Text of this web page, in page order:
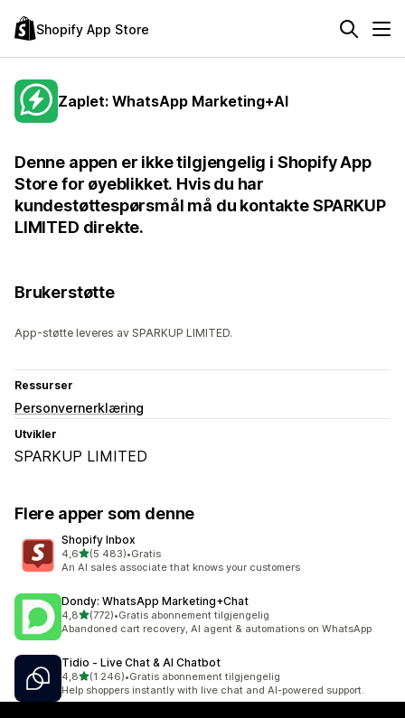
Shopify App Store
Zaplet: WhatsApp Marketing+AI
Denne appen er ikke tilgjengelig i Shopify App
Store for øyeblikket. Hvis du har
kundestøttespørsmål må du kontakte SPARKUP
LIMITED direkte.
Brukerstøtte
App-støtte leveres av SPARKUP LIMITED.
Ressurser
Personvernerklæring
Utvikler
SPARKUP LIMITED
Flere apper som denne
Shopify Inbox
4,6av 5 stjerner
(5 483)
Totalt 5483 omtaler
•Gratis
An AI sales associate that knows your customers
Dondy: WhatsApp Marketing+Chat
4,8av 5 stjerner
(772)
Totalt 772 omtaler
•Gratis abonnement tilgjengelig
Abandoned cart recovery, AI agent & automations on WhatsApp
Tidio ‑ Live Chat & AI Chatbot
4,8av 5 stjerner
(1 246)
Totalt 1246 omtaler
•Gratis abonnement tilgjengelig
Help shoppers instantly with live chat and AI-powered support.